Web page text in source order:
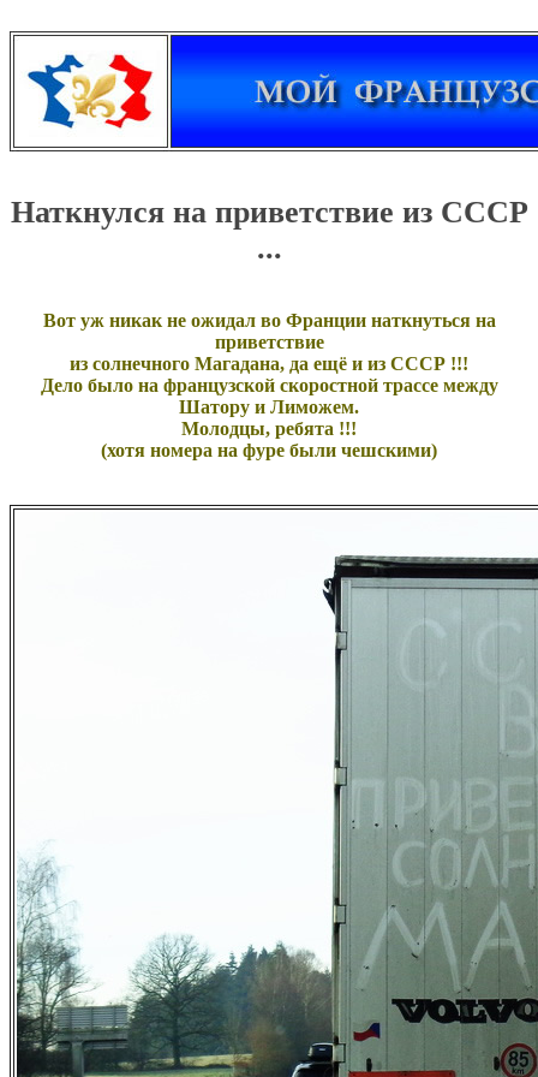
Наткнулся на приветствие из СССР
...
Вот уж никак не ожидал во Франции наткнуться на
приветствие
из солнечного Магадана, да ещё и из СССР !!!
Дело было на французской скоростной трассе между
Шатору и Лиможем.
Молодцы, ребята !!!
(хотя номера на фуре были чешскими)